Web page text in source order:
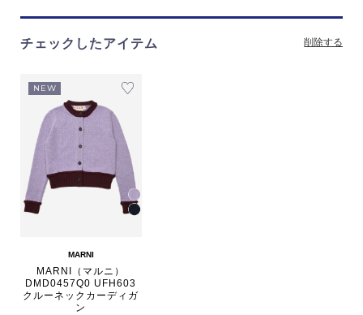
チェックしたアイテム 削除する
NEW
MARNI
MARNI（マルニ）
DMD0457Q0 UFH603
クルーネックカーディガ
ン